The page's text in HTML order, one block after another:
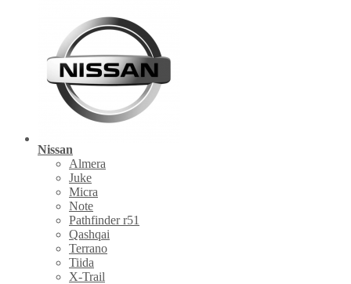
Nissan
Almera
Juke
Micra
Note
Pathfinder r51
Qashqai
Terrano
Tiida
X-Trail